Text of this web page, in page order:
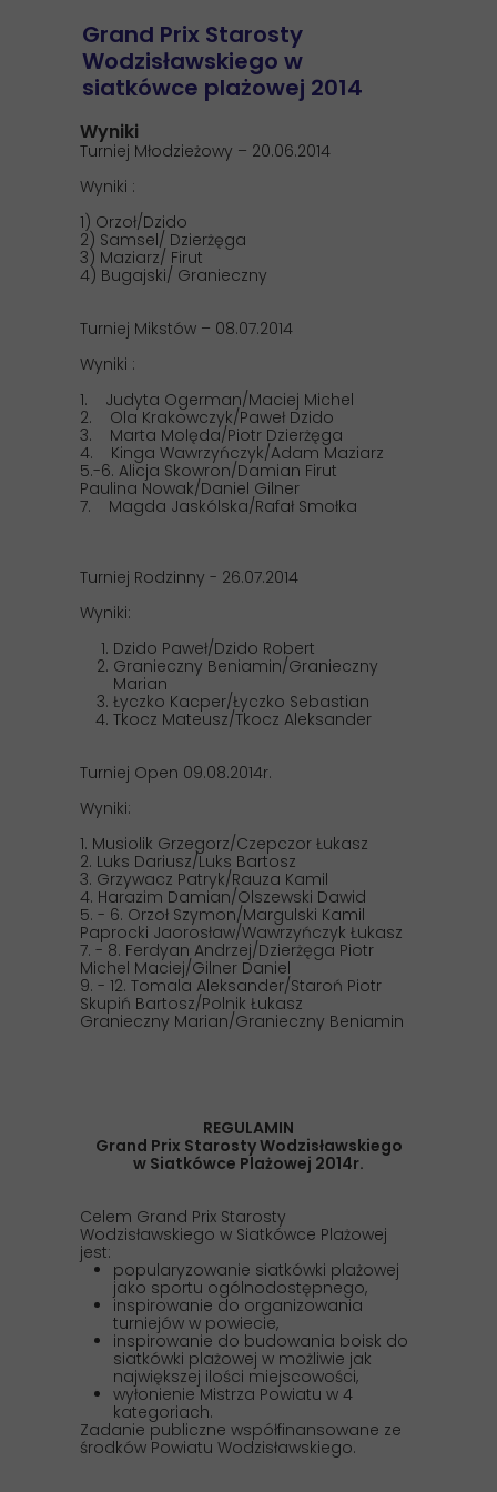
Grand Prix Starosty
Wodzisławskiego w
siatkówce plażowej 2014
► Grand Prix Starosty
► Archiwum
► Linki
► Kontakt
Wyniki
Turniej Młodzieżowy – 20.06.2014
Wyniki :
1) Orzoł/Dzido
2) Samsel/ Dzierżęga
3) Maziarz/ Firut
4) Bugajski/ Granieczny
Turniej Mikstów – 08.07.2014
Wyniki :
1. Judyta Ogerman/Maciej Michel
2. Ola Krakowczyk/Paweł Dzido
3. Marta Molęda/Piotr Dzierżęga
4. Kinga Wawrzyńczyk/Adam Maziarz
5.-6. Alicja Skowron/Damian Firut
Paulina Nowak/Daniel Gilner
7. Magda Jaskólska/Rafał Smołka
Turniej Rodzinny - 26.07.2014
Wyniki:
Dzido Paweł/Dzido Robert
Granieczny Beniamin/Granieczny
Marian
Łyczko Kacper/Łyczko Sebastian
Tkocz Mateusz/Tkocz Aleksander
Turniej Open 09.08.2014r.
Wyniki:
1. Musiolik Grzegorz/Czepczor Łukasz
2. Luks Dariusz/Luks Bartosz
3. Grzywacz Patryk/Rauza Kamil
4. Harazim Damian/Olszewski Dawid
5. - 6. Orzoł Szymon/Margulski Kamil
Paprocki Jaorosław/Wawrzyńczyk Łukasz
7. - 8. Ferdyan Andrzej/Dzierżęga Piotr
Michel Maciej/Gilner Daniel
9. - 12. Tomala Aleksander/Staroń Piotr
Skupiń Bartosz/Polnik Łukasz
Granieczny Marian/Granieczny Beniamin
REGULAMIN
Grand Prix Starosty Wodzisławskiego
w Siatkówce Plażowej 2014r.
Celem Grand Prix Starosty
Wodzisławskiego w Siatkówce Plażowej
jest:
popularyzowanie siatkówki plażowej
jako sportu ogólnodostępnego,
inspirowanie do organizowania
turniejów w powiecie,
inspirowanie do budowania boisk do
siatkówki plażowej w możliwie jak
największej ilości miejscowości,
wyłonienie Mistrza Powiatu w 4
kategoriach.
Zadanie publiczne współfinansowane ze
środków Powiatu Wodzisławskiego.